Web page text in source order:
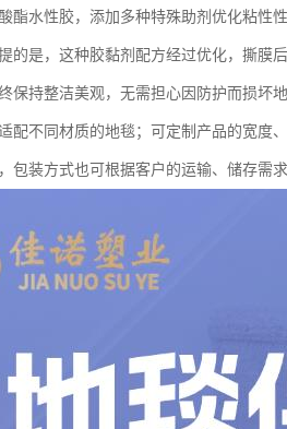
酯水性胶，添加多种特殊助剂优化粘性
的是，这种胶黏剂配方经过优化，撕膜
保持整洁美观，无需担心因防护而损坏
配不同材质的地毯；可定制产品的宽度
包装方式也可根据客户的运输、储存需